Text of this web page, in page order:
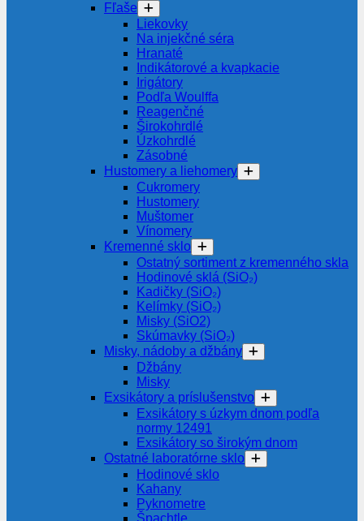
Fľaše
Liekovky
Na injekčné séra
Hranaté
Indikátorové a kvapkacie
Irigátory
Podľa Woulffa
Reagenčné
Širokohrdlé
Úzkohrdlé
Zásobné
Hustomery a liehomery
Cukromery
Hustomery
Muštomer
Vínomery
Kremenné sklo
Ostatný sortiment z kremenného skla
Hodinové sklá (SiO₂)
Kadičky (SiO₂)
Kelímky (SiO₂)
Misky (SiO2)
Skúmavky (SiO₂)
Misky, nádoby a džbány
Džbány
Misky
Exsikátory a príslušenstvo
Exsikátory s úzkym dnom podľa
normy 12491
Exsikátory so širokým dnom
Ostatné laboratórne sklo
Hodinové sklo
Kahany
Pyknometre
Špachtle